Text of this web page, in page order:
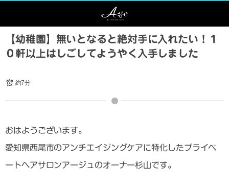
【幼稚園】無いとなると絶対手に入れたい！１
０軒以上はしごしてようやく入手しました
約7分
おはようございます。
愛知県西尾市のアンチエイジングケアに特化したプライベ
ートヘアサロンアージュのオーナー杉山です。